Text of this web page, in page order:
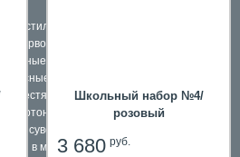
Школьный набор №4/
розовый
3 680руб.
текстильной упаковке
первоклассников
ранцы
подарки
в жестяной упаковке
в картонной упаковке
сувениры и игры
в мешочках